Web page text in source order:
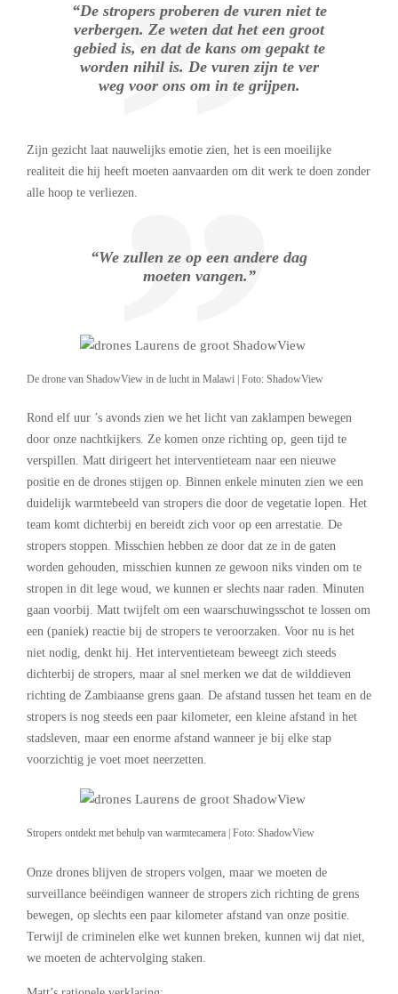
“De stropers proberen de vuren niet te
verbergen. Ze weten dat het een groot
gebied is, en dat de kans om gepakt te
worden nihil is. De vuren zijn te ver
weg voor ons om in te grijpen.
Zijn gezicht laat nauwelijks emotie zien, het is een moeilijke
realiteit die hij heeft moeten aanvaarden om dit werk te doen zonder
alle hoop te verliezen.
“We zullen ze op een andere dag
moeten vangen.”
De drone van ShadowView in de lucht in Malawi | Foto: ShadowView
Rond elf uur ’s avonds zien we het licht van zaklampen bewegen
door onze nachtkijkers. Ze komen onze richting op, geen tijd te
verspillen. Matt dirigeert het interventieteam naar een nieuwe
positie en de drones stijgen op. Binnen enkele minuten zien we een
duidelijk warmtebeeld van stropers die door de vegetatie lopen. Het
team komt dichterbij en bereidt zich voor op een arrestatie. De
stropers stoppen. Misschien hebben ze door dat ze in de gaten
worden gehouden, misschien kunnen ze gewoon niks vinden om te
stropen in dit lege woud, we kunnen er slechts naar raden. Minuten
gaan voorbij. Matt twijfelt om een waarschuwingsschot te lossen om
een (paniek) reactie bij de stropers te veroorzaken. Voor nu is het
niet nodig, denkt hij. Het interventieteam beweegt zich steeds
dichterbij de stropers, maar al snel merken we dat de wilddieven
richting de Zambiaanse grens gaan. De afstand tussen het team en de
stropers is nog steeds een paar kilometer, een kleine afstand in het
stadsleven, maar een enorme afstand wanneer je bij elke stap
voorzichtig je voet moet neerzetten.
Stropers ontdekt met behulp van warmtecamera | Foto: ShadowView
Onze drones blijven de stropers volgen, maar we moeten de
surveillance beëindigen wanneer de stropers zich richting de grens
bewegen, op slechts een paar kilometer afstand van onze positie.
Terwijl de criminelen elke wet kunnen breken, kunnen wij dat niet,
we moeten de achtervolging staken.